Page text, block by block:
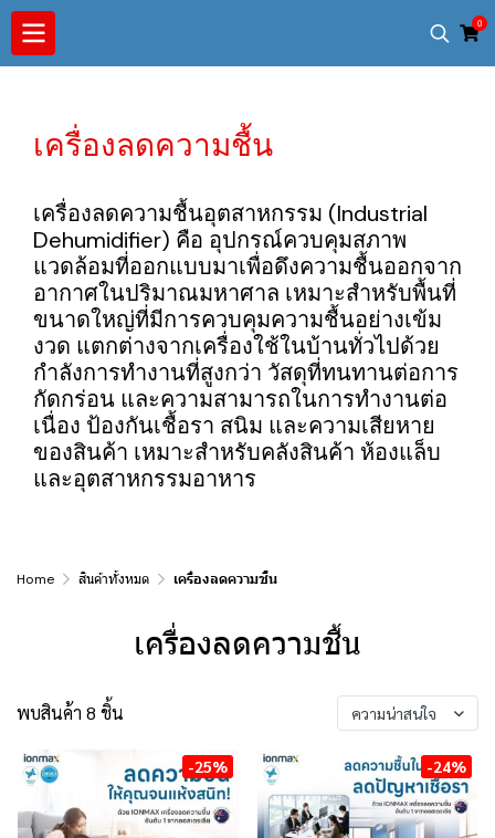
0
เครื่องลดความชื้น
เครื่องลดความชื้นอุตสาหกรรม (Industrial
Dehumidifier) คือ อุปกรณ์ควบคุมสภาพ
แวดล้อมที่ออกแบบมาเพื่อดึงความชื้นออกจาก
อากาศในปริมาณมหาศาล เหมาะสำหรับพื้นที่
ขนาดใหญ่ที่มีการควบคุมความชื้นอย่างเข้ม
งวด แตกต่างจากเครื่องใช้ในบ้านทั่วไปด้วย
กำลังการทำงานที่สูงกว่า วัสดุที่ทนทานต่อการ
กัดกร่อน และความสามารถในการทำงานต่อ
เนื่อง ป้องกันเชื้อรา สนิม และความเสียหาย
ของสินค้า เหมาะสำหรับคลังสินค้า ห้องแล็บ
และอุตสาหกรรมอาหาร
Home สินค้าทั้งหมด เครื่องลดความชื้น
เครื่องลดความชื้น
พบสินค้า 8 ชิ้น ความน่าสนใจ
-25% -24%